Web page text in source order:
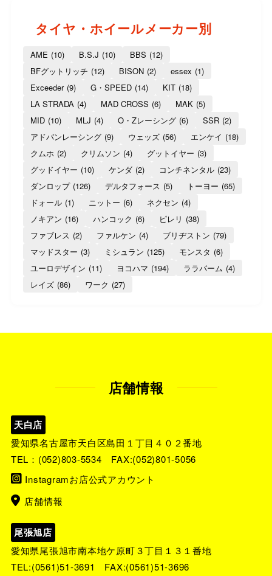
タイヤ・ホイールメーカー別
AME (10) B.S.J (10) BBS (12)
BFグットリッチ (12) BISON (2) essex (1)
Exceeder (9) G・SPEED (14) KIT (18)
LA STRADA (4) MAD CROSS (6) MAK (5)
MID (10) MLJ (4) O・Zレーシング (6) SSR (2)
アドバンレーシング (9) ウェッズ (56) エンケイ (18)
クムホ (2) クリムソン (4) グットイヤー (3)
グッドイヤー (10) ケンダ (2) コンチネンタル (23)
ダンロップ (126) デルタフォース (5) トーヨー (65)
ドォール (1) ニットー (6) ネクセン (4)
ノキアン (16) ハンコック (6) ピレリ (38)
ファブレス (2) ファルケン (4) ブリヂストン (79)
マッドスター (3) ミシュラン (125) モンスタ (6)
ユーロデザイン (11) ヨコハマ (194) ララパーム (4)
レイズ (86) ワーク (27)
店舗情報
天白店
愛知県名古屋市天白区島田１丁目４０２番地
TEL： (052)803-5534 FAX:(052)801-5056
Instagramお店公式アカウント
店舗情報
尾張旭店
愛知県尾張旭市南本地ケ原町３丁目１３１番地
TEL:(0561)51-3691
FAX:(0561)51-3696